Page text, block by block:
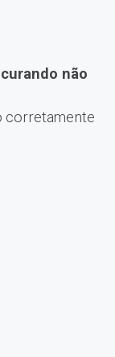
não
corretamente